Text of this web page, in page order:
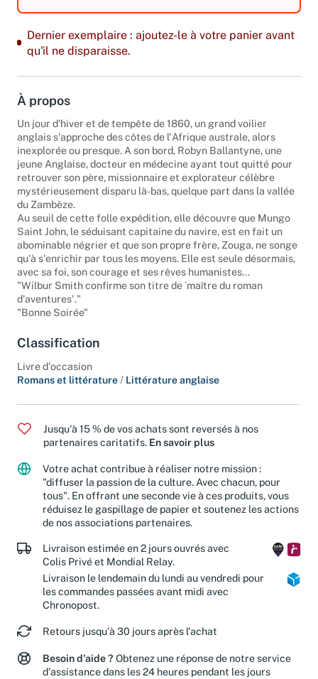
Dernier exemplaire : ajoutez-le à votre panier avant
qu'il ne disparaisse.
À propos
Un jour d'hiver et de tempête de 1860, un grand voilier
anglais s'approche des côtes de l'Afrique australe, alors
inexplorée ou presque. A son bord, Robyn Ballantyne, une
jeune Anglaise, docteur en médecine ayant tout quitté pour
retrouver son père, missionnaire et explorateur célèbre
mystérieusement disparu là-bas, quelque part dans la vallée
du Zambèze.
Au seuil de cette folle expédition, elle découvre que Mungo
Saint John, le séduisant capitaine du navire, est en fait un
abominable négrier et que son propre frère, Zouga, ne songe
qu'à s'enrichir par tous les moyens. Elle est seule désormais,
avec sa foi, son courage et ses rêves humanistes...
"Wilbur Smith confirme son titre de `maître du roman
d'aventures'."
"Bonne Soirée"
Classification
Livre d'occasion
Romans et littérature / Littérature anglaise
Jusqu'à 15 % de vos achats sont reversés à nos
partenaires caritatifs. En savoir plus
Votre achat contribue à réaliser notre mission :
"diffuser la passion de la culture. Avec chacun, pour
tous". En offrant une seconde vie à ces produits, vous
réduisez le gaspillage de papier et soutenez les actions
de nos associations partenaires.
Livraison estimée en 2 jours ouvrés avec
Colis Privé et Mondial Relay.
Livraison le lendemain du lundi au vendredi pour
les commandes passées avant midi avec
Chronopost.
Retours jusqu'à 30 jours après l'achat
Besoin d'aide ? Obtenez une réponse de notre service
d'assistance dans les 24 heures pendant les jours